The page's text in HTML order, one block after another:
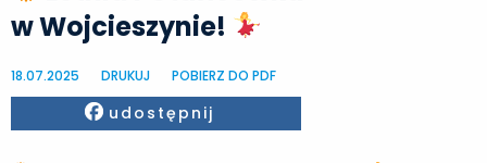
w Wojcieszynie!
18.07.2025 DRUKUJ POBIERZ DO PDF
Facebook
udostępnij